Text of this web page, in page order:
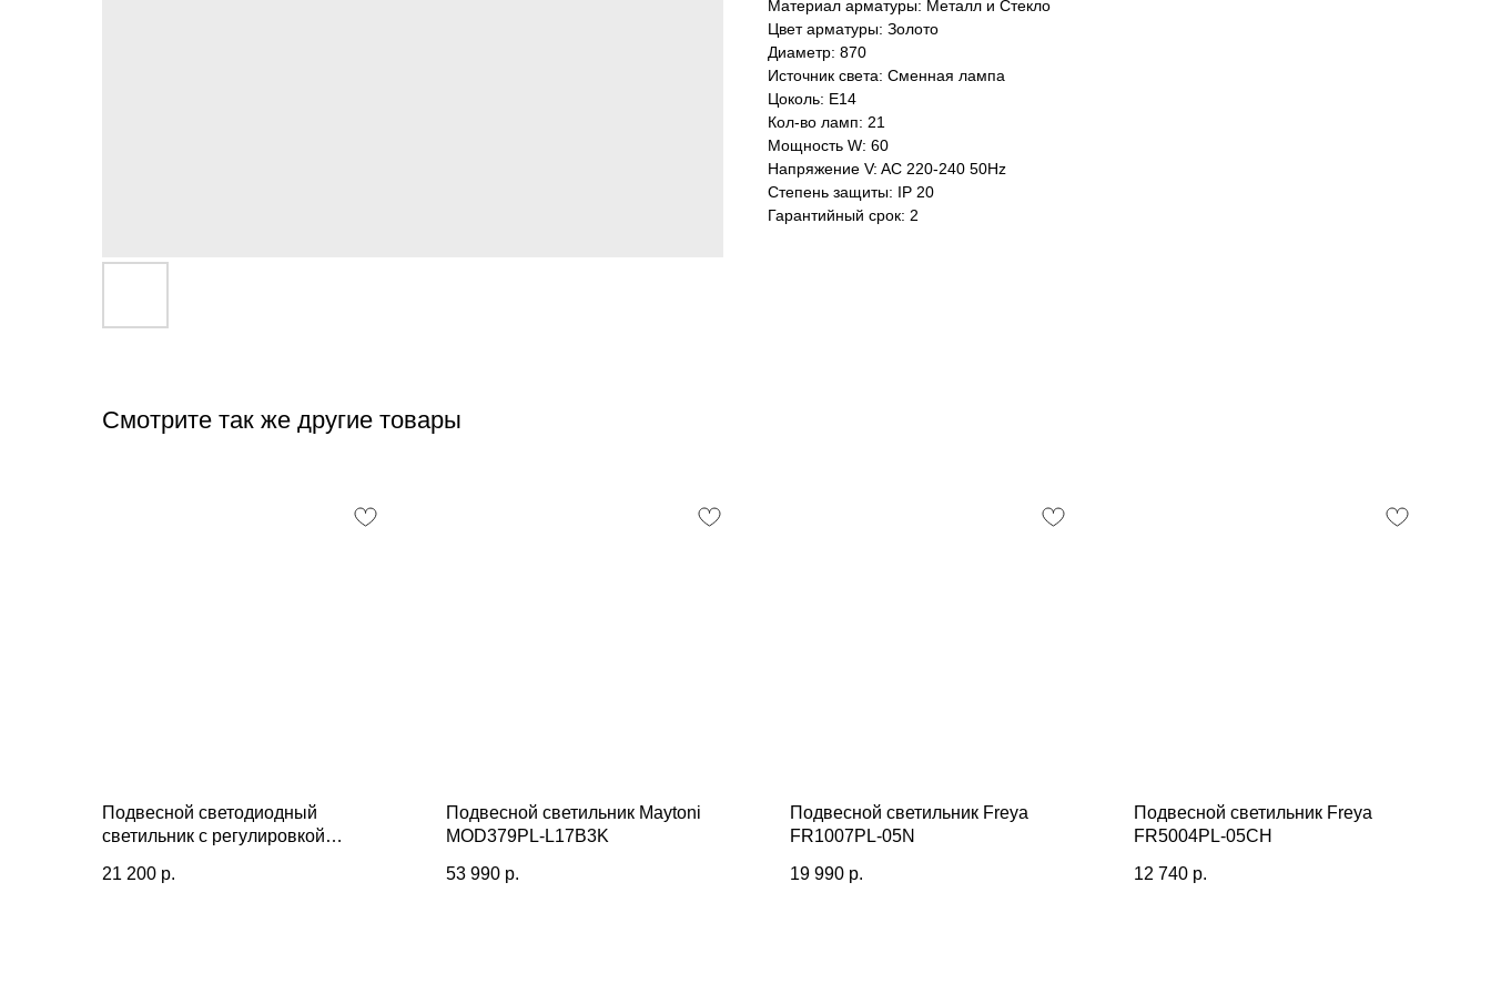
Материал арматуры: Металл и Стекло
Цвет арматуры: Золото
Диаметр: 870
Источник света: Сменная лампа
Цоколь: E14
Кол-во ламп: 21
Мощность W: 60
Напряжение V: AC 220-240 50Hz
Степень защиты: IP 20
Гарантийный срок: 2
Смотрите так же другие товары
Подвесной светодиодный
светильник с регулировкой
90264/2 черный
21 200 р.
Подвесной светильник Maytoni
MOD379PL-L17B3K
53 990 р.
Подвесной светильник Freya
FR1007PL-05N
19 990 р.
Подвесной светильник Freya
FR5004PL-05CH
12 740 р.